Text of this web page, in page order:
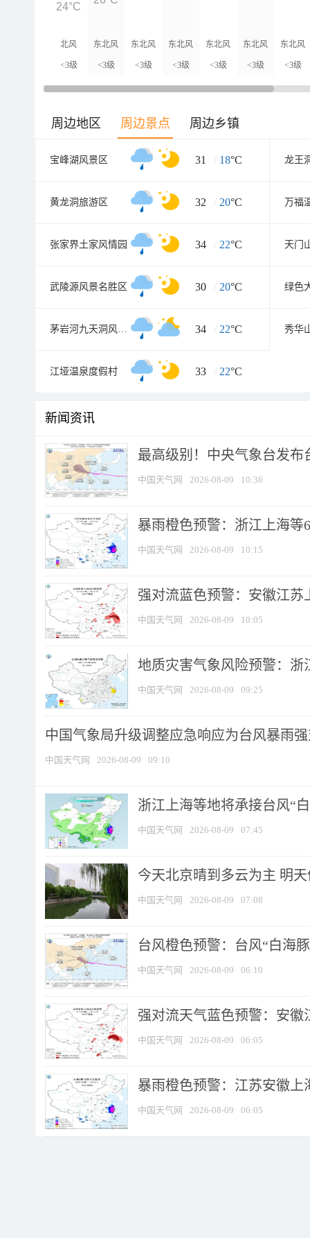
北风
<3级
东北风
<3级
东北风
<3级
东北风
<3级
东北风
<3级
东北风
<3级
东北风
<3级
24°C
周边地区 周边景点 周边乡镇
宝峰湖风景区 31 / 18°C 龙王
黄龙洞旅游区 32 / 20°C 万福
张家界土家风情园 34 / 22°C
武陵源风景名胜区 30 / 20°C 绿色
茅岩河九天洞风景区 34 / 22°C 秀华
江垭温泉度假村 33 / 22°C
新闻资讯
最高级别！中央气象台发布
中国天气网 2026-08-09 10:36
暴雨橙色预警：浙江上海等
中国天气网 2026-08-09 10:15
强对流蓝色预警：安徽江苏
中国天气网 2026-08-09 10:05
地质灾害气象风险预警：浙
中国天气网 2026-08-09 09:25
中国气象局升级调整应急响应为台风暴雨
中国天气网 2026-08-09 09:10
浙江上海等地将承接台风“
中国天气网 2026-08-09 07:45
今天北京晴到多云为主 明
中国天气网 2026-08-09 07:08
台风橙色预警：台风“白海
中国天气网 2026-08-09 06:10
强对流天气蓝色预警：安徽
中国天气网 2026-08-09 06:05
暴雨橙色预警：江苏安徽上
中国天气网 2026-08-09 06:05